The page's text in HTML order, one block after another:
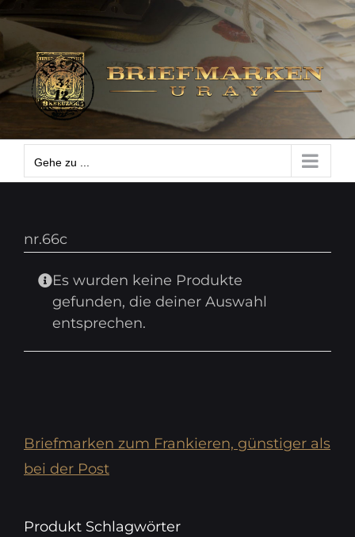
Zum
Inhalt
springen
Gehe zu ...
Gehe zu ...
nr.66c
Es wurden keine Produkte
gefunden, die deiner Auswahl
entsprechen.
Briefmarken zum Frankieren, günstiger als
bei der Post
Produkt Schlagwörter